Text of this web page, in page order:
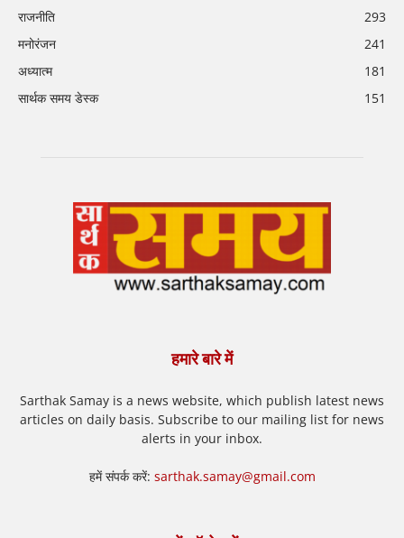
राजनीति
293
मनोरंजन
241
अध्यात्म
181
सार्थक समय डेस्क
151
हमारे बारे में
Sarthak Samay is a news website, which publish latest news
articles on daily basis. Subscribe to our mailing list for news
alerts in your inbox.
हमें संपर्क करें: sarthak.samay@gmail.com